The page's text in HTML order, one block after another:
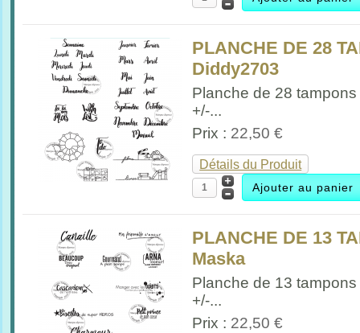
PLANCHE DE 28
Diddy2703
Planche de 28
+/-...
Prix : 22,50 €
Détails du Produit
PLANCHE DE 13
Maska
Planche de 13
+/-...
Prix : 22,50 €